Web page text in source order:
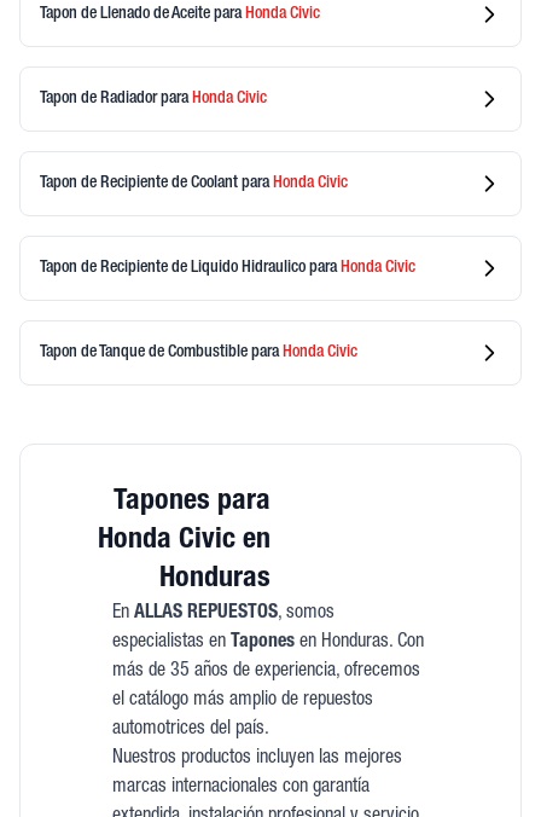
Tapon de Llenado de Aceite para HondaCivic
Tapon de Radiadorpara HondaCivic
Tapon de Recipiente de Coolant para HondaCivic
Tapon de Recipiente de Liquido Hidraulico para HondaCivic
Tapon de Tanque de Combustible para HondaCivic
Tapones para
Honda Civic en
Honduras
En ALLAS REPUESTOS, somos
especialistas en Taponesen Honduras. Con
más de 35 años de experiencia, ofrecemos
el catálogo más amplio de repuestos
automotrices del país.
Nuestros productos incluyen las mejores
marcas internacionales con garantía